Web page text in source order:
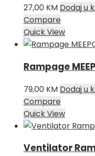
27,00 KM Dodaj u
Compare
Quick View
Rampage
79,00 KM Dodaj u
Compare
Quick View
Ventilator